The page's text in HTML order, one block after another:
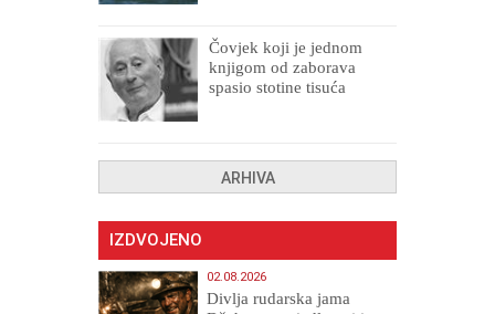
Čovjek koji je jednom
knjigom od zaborava
spasio stotine tisuća
ARHIVA
IZDVOJENO
02.08.2026
Divlja rudarska jama